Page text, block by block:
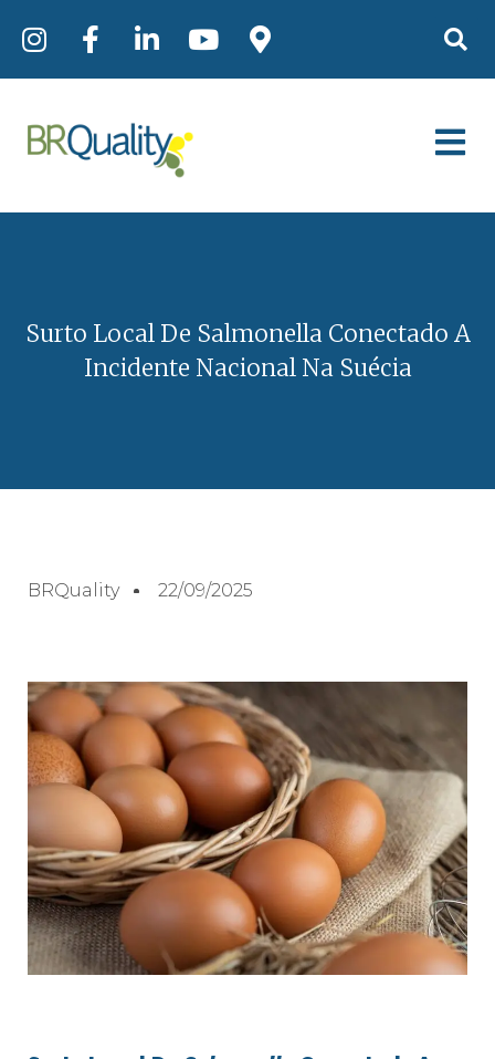
Surto Local De Salmonella Conectado A
Incidente Nacional Na Suécia
BRQuality 22/09/2025